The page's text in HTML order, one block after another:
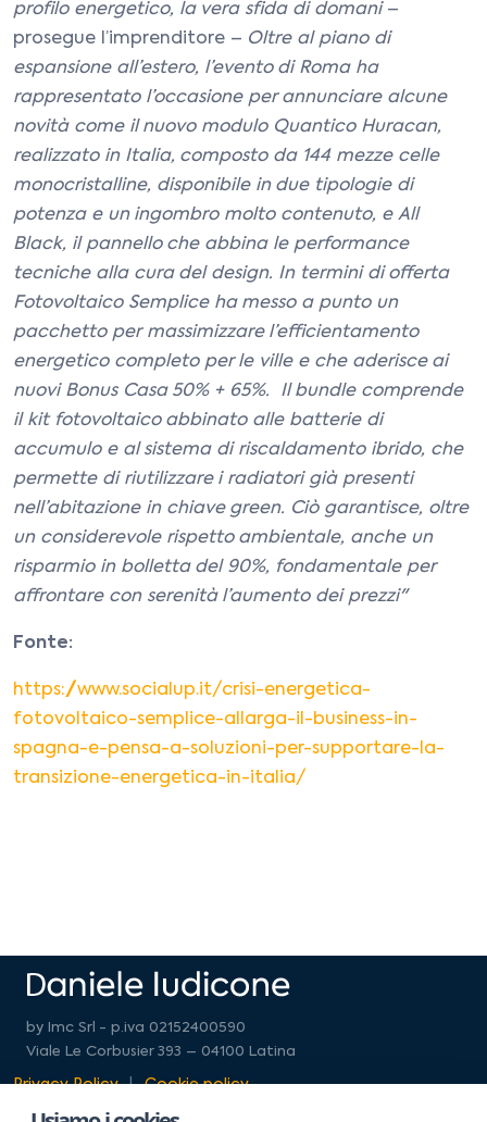
profilo energetico, la vera sfida di domani –
prosegue l’imprenditore – Oltre al piano di
espansione all’estero, l’evento di Roma ha
rappresentato l’occasione per annunciare alcune
novità come il nuovo modulo Quantico Huracan,
realizzato in Italia, composto da 144 mezze celle
monocristalline, disponibile in due tipologie di
potenza e un ingombro molto contenuto, e All
Black, il pannello che abbina le performance
tecniche alla cura del design. In termini di offerta
Fotovoltaico Semplice ha messo a punto un
pacchetto per massimizzare l’efficientamento
energetico completo per le ville e che aderisce ai
nuovi Bonus Casa 50% + 65%. Il bundle comprende
il kit fotovoltaico abbinato alle batterie di
accumulo e al sistema di riscaldamento ibrido, che
permette di riutilizzare i radiatori già presenti
nell’abitazione in chiave green. Ciò garantisce, oltre
un considerevole rispetto ambientale, anche un
risparmio in bolletta del 90%, fondamentale per
affrontare con serenità l’aumento dei prezzi"
Fonte:
https://www.socialup.it/crisi-energetica-
fotovoltaico-semplice-allarga-il-business-in-
spagna-e-pensa-a-soluzioni-per-supportare-la-
transizione-energetica-in-italia/
by Imc Srl - p.iva 02152400590
Viale Le Corbusier 393 – 04100 Latina
Privacy Policy Cookie policy